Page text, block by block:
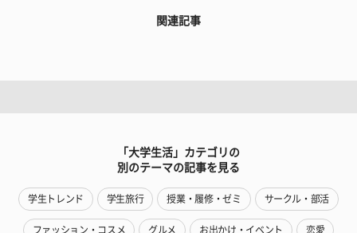
関連記事
「大学生活」カテゴリの
別のテーマの記事を見る
学生トレンド 学生旅行 授業・履修・ゼミ サークル・部活
ファッション・コスメ グルメ お出かけ・イベント 恋愛